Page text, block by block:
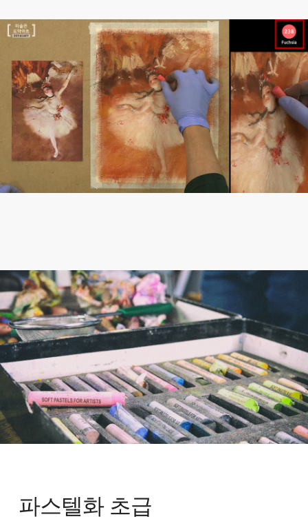
파스텔화 초급